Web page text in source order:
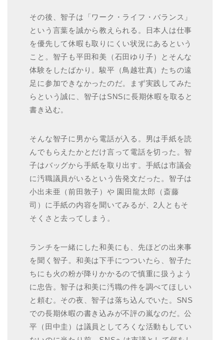
その後、智子は「ワーク・ライフ・バランス」
という言葉を誠から教えられる。日本人は仕事
を優先して休暇も取りにくい状況にあるという
こと。智子も平田和美（石田ゆり子）とそんな
体験をしたばかり。駿平（鳥越壮真）たちの遠
足に参加できなかったのだ。まず実践してみた
らという誠に、智子はSNSに長期休暇を取ると
書き込む。
そんな智子に男から電話が入る。男は手紙を読
んでもらえたかとだけ言って電話を切った。智
子はバッグから手紙を取り出す。手紙は市議会
に汚職議員がいるという告発文だった。智子は
小出未亜（前田敦子）や 園田龍太郎（斎藤
司）に手紙の内容を聞いてみるが、2人ともそ
そくさと去ってしまう。
ランチを一緒にした和美にも、先ほどの出来事
を聞く智子。和美は下手につついたら、智子た
ちにも火の粉が降りかかるので慎重に扱うよう
に忠告。智子は和美に汚職の件を調べてほしい
と頼む。その夜、智子は落ち込んでいた。SNS
での長期休暇の書き込みが不評の嵐なのだ。公
平（田中圭）は議員としてろくな活動もしてい